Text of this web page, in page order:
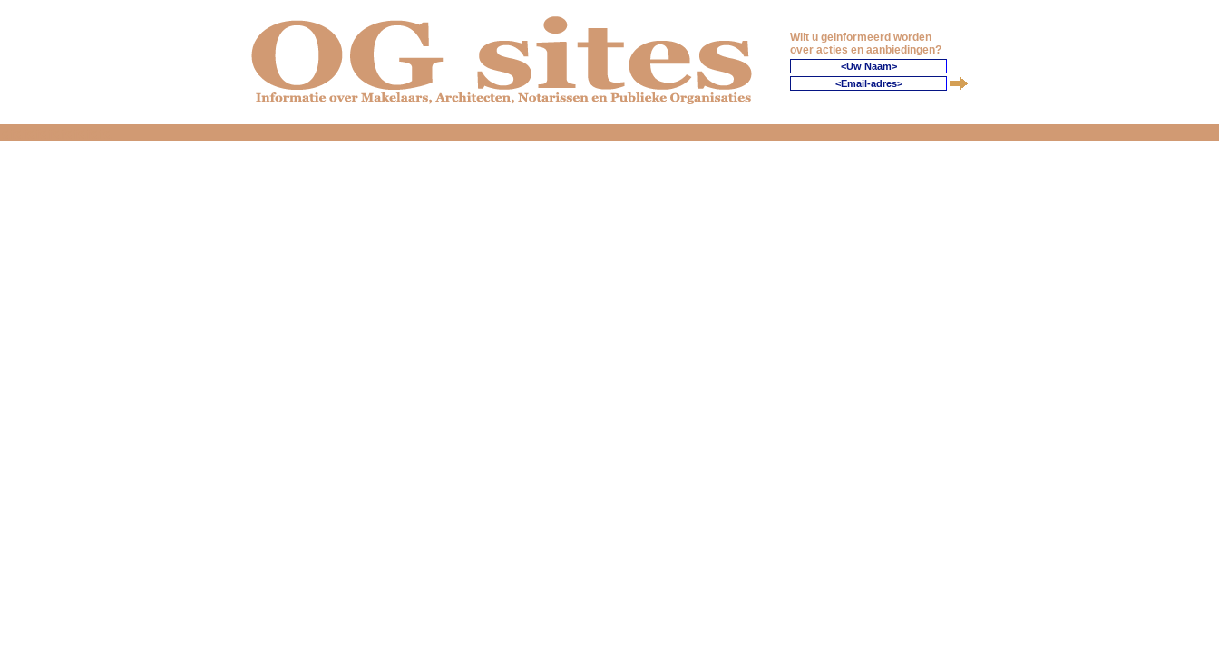
Wilt u geinformeerd worden
over acties en aanbiedingen?